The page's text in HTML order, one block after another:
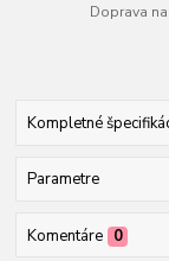
Doprava
Kompletné
Parametre
Komentáre 0